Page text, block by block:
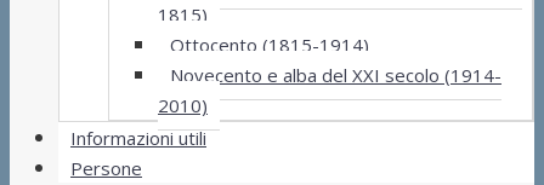
1815)
Ottocento (1815-1914)
Novecento e alba del XXI secolo (1914-
2010)
Informazioni utili
Persone